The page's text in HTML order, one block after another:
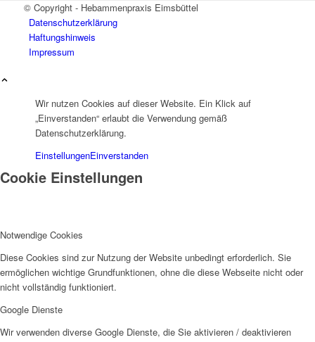
© Copyright - Hebammenpraxis Eimsbüttel
Datenschutzerklärung
Haftungshinweis
Impressum
Wir nutzen Cookies auf dieser Website. Ein Klick auf
„Einverstanden“ erlaubt die Verwendung gemäß
Datenschutzerklärung.
EinstellungenEinverstanden
Cookie Einstellungen
Notwendige Cookies
Diese Cookies sind zur Nutzung der Website unbedingt erforderlich. Sie
ermöglichen wichtige Grundfunktionen, ohne die diese Webseite nicht oder
nicht vollständig funktioniert.
Google Dienste
Wir verwenden diverse Google Dienste, die Sie aktivieren / deaktivieren